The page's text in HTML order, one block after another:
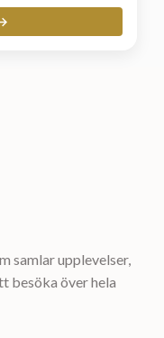
samlar upplevelser,
besöka över hela